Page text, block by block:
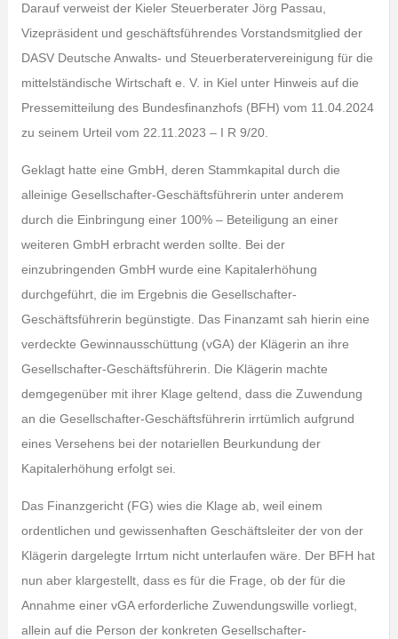
Darauf verweist der Kieler Steuerberater Jörg Passau,
Vizepräsident und geschäftsführendes Vorstandsmitglied der
DASV Deutsche Anwalts- und Steuerberatervereinigung für die
mittelständische Wirtschaft e. V. in Kiel unter Hinweis auf die
Pressemitteilung des Bundesfinanzhofs (BFH) vom 11.04.2024
zu seinem Urteil vom 22.11.2023 – I R 9/20.
Geklagt hatte eine GmbH, deren Stammkapital durch die
alleinige Gesellschafter-Geschäftsführerin unter anderem
durch die Einbringung einer 100% – Beteiligung an einer
weiteren GmbH erbracht werden sollte. Bei der
einzubringenden GmbH wurde eine Kapitalerhöhung
durchgeführt, die im Ergebnis die Gesellschafter-
Geschäftsführerin begünstigte. Das Finanzamt sah hierin eine
verdeckte Gewinnausschüttung (vGA) der Klägerin an ihre
Gesellschafter-Geschäftsführerin. Die Klägerin machte
demgegenüber mit ihrer Klage geltend, dass die Zuwendung
an die Gesellschafter-Geschäftsführerin irrtümlich aufgrund
eines Versehens bei der notariellen Beurkundung der
Kapitalerhöhung erfolgt sei.
Das Finanzgericht (FG) wies die Klage ab, weil einem
ordentlichen und gewissenhaften Geschäftsleiter der von der
Klägerin dargelegte Irrtum nicht unterlaufen wäre. Der BFH hat
nun aber klargestellt, dass es für die Frage, ob der für die
Annahme einer vGA erforderliche Zuwendungswille vorliegt,
allein auf die Person der konkreten Gesellschafter-